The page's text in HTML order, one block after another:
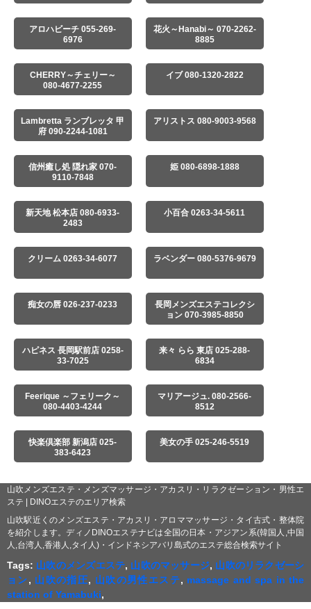
アロハビーチ 055-269-
6976
花火～Hanabi～ 070-2262-
8885
CHERRY～チェリー～
080-4677-2255
イブ 080-1320-2822
Lambretta ランブレッタ 甲
府 090-2244-1081
アリストス 080-9003-9568
信州癒し処 隠れ家 070-
9110-7848
姫 080-6898-1888
新天地 松本店 080-6933-
2483
小百合 0263-34-5611
クリーム 0263-34-6077 ラベンダー 080-5376-9679
痴女の唇 026-237-0233
長岡メンズエステコレクシ
ョン 070-3985-8850
ハピネス 長岡駅前店 0258-
33-7025
来々 らら 東店 025-288-
6834
Feerique ～フェリーク～
080-4403-4244
マリアージュ. 080-2566-
8512
快楽倶楽部 新潟店 025-
383-6423
美女の手 025-246-5519
山吹メンズエステ・メンズマッサージ・アカスリ・リラクゼーション・男性エ
ステ | DINOエステのエリア検索
山吹駅近くのメンズエステ・アカスリ・アロママッサージ・タイ古式・整体院
を紹介します。ディノDINOエステナビは全国の日本・アジアン系(韓国人,中国
人,台湾人,香港人,タイ人)・インドネシアバリ島式のエステ総合検索サイト
Tags: 山吹のメンズエステ, 山吹のマッサージ, 山吹のリラクゼーシ
ョン, 山吹の指圧, 山吹の男性エステ, massage and spa in the
station of Yamabuki,